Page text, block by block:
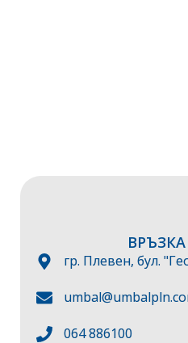
гр. Плевен, бул.
064 886100